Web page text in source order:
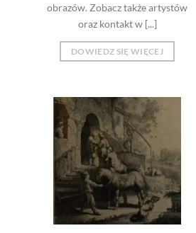
obrazów. Zobacz także artystów
oraz kontakt w [...]
DOWIEDZ SIĘ WIĘCEJ